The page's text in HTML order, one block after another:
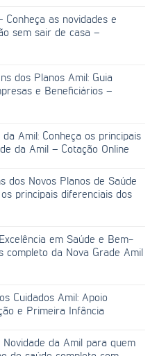
Conheça as novidades e
sem sair de casa –
dos Planos Amil: Guia
e Beneficiários –
da Amil: Conheça os principais
da Amil – Cotação Online
dos Novos Planos de Saúde
principais diferenciais dos
em Saúde e Bem-
completo da Nova Grade Amil
Cuidados Amil: Apoio
e Primeira Infância
Novidade da Amil para quem